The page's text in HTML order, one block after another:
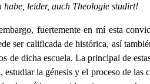
habe, leider, auch Theologie studirt!
fuertemente en mí esta
ser calificada de histórica, así
de dicha escuela. La principal de
la génesis y el proceso de